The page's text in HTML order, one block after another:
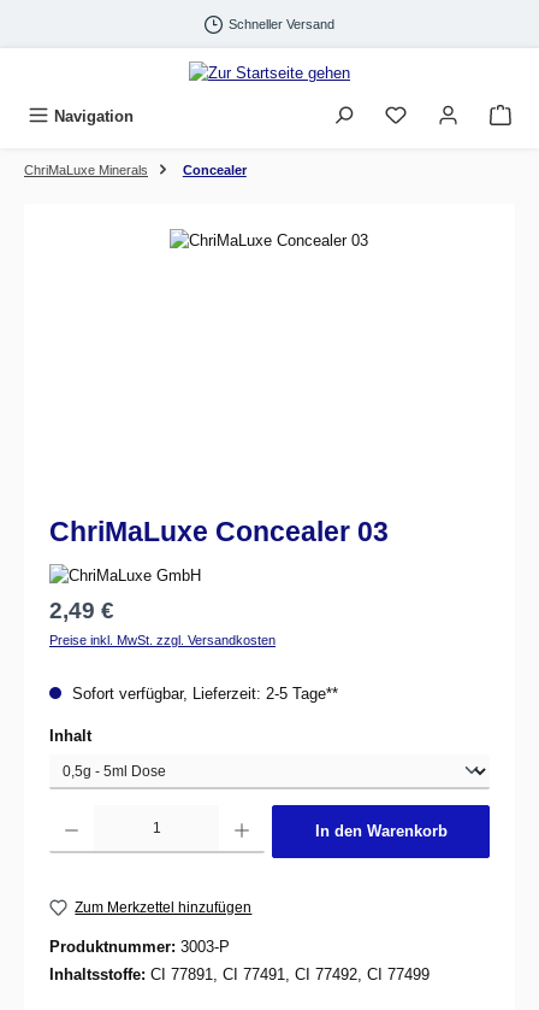
Schneller Versand
Navigation
ChriMaLuxe Minerals Concealer
Bildergalerie überspringen
ChriMaLuxe Concealer 03
Regulärer Preis:
2,49 €
Preise inkl. MwSt. zzgl. Versandkosten
Sofort verfügbar, Lieferzeit: 2-5 Tage**
Inhaltauswählen
In den Warenkorb
Zum Merkzettel hinzufügen
Produktnummer: 3003-P
Inhaltsstoffe: CI 77891, CI 77491, CI 77492, CI 77499